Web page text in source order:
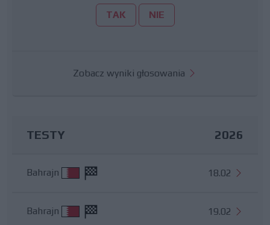
TAK NIE
Zobacz wyniki głosowania
TESTY 2026
Bahrajn 18.02
Bahrajn 19.02